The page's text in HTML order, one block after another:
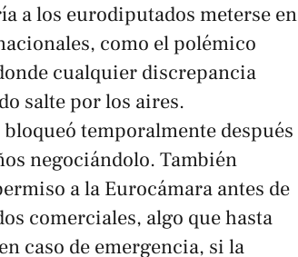
a los eurodiputados meterse en
como el polémico
cualquier discrepancia
salte por los aires.
temporalmente después
negociándolo. También
a la Eurocámara antes de
comerciales, algo que hasta
caso de emergencia, si la